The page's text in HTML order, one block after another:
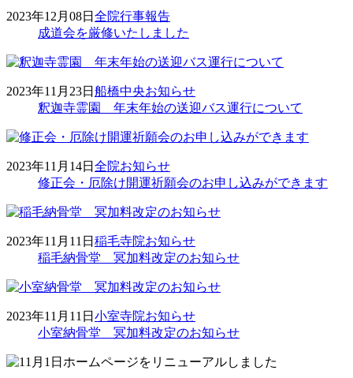
2023年12月08日 全院行事報告
成道会を厳修いたしました
2023年11月23日 船橋中央お知らせ
釈迦寺霊園 年末年始の送迎バス運行について
2023年11月14日 全院お知らせ
修正会・厄除け開運祈願会のお申し込みができます
2023年11月11日 稲毛寺院お知らせ
稲毛納骨堂 冥加料改定のお知らせ
2023年11月11日 小室寺院お知らせ
小室納骨堂 冥加料改定のお知らせ